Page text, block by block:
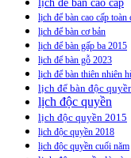
lịch để bàn cao cấp
lịch để bàn cao cấp toàn
lịch để bàn cơ bản
lịch để bàn gấp ba 2015
lịch để bàn gỗ 2023
lịch để bàn thiên nhiên
lịch để bàn độc
lịch độc quyền
lịch độc quyền 2015
lịch độc quyền 2018
lịch độc quyền cuối năm